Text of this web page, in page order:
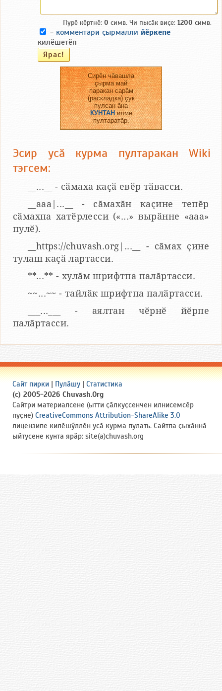
Пурӗ кӗртнӗ: 0 симв. Чи пысӑк виҫе: 1200 симв.
- комментари ҫырмалли йӗркепе
килӗшетӗп
Сирӗн чӑвашла
ҫырма май
паракан сарӑм
(раскладка) ҫук
пулсан ӑна
КУНТАНилме
пултаратӑр.
Эсир усӑ курма пултаракан Wiki
тэгсем:
__...__ - сӑмаха каҫӑ евӗр тӑвасси.
__aaa|...__ - сӑмахӑн каҫине тепӗр
сӑмахпа хатӗрлесси («...» вырӑнне «ааа»
пулӗ).
__https://chuvash.org|...__ - сӑмах ҫине
тулаш каҫӑ лартасси.
**...** - хулӑм шрифтпа палӑртасси.
~~...~~ - тайлӑк шрифтпа палӑртасси.
___...___ - аялтан чӗрнӗ йӗрпе
палӑртасси.
Сайт пирки | Пулӑшу | Статистика
(c) 2005-2026 Chuvash.Org
Сайтри материалсене (ытти ҫӑлкуҫсенчен илнисемсӗр
пуҫне) CreativeCommons Attribution-ShareAlike 3.0
лицензипе килӗшӳллӗн усӑ курма пулать. Сайтпа ҫыхӑннӑ
ыйтусене кунта ярӑр: site(a)chuvash.org